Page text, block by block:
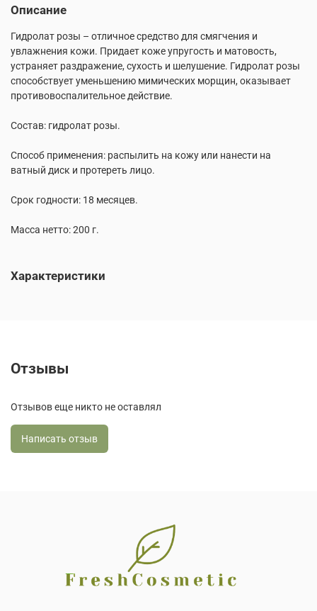
Описание
Гидролат розы – отличное средство для смягчения и
увлажнения кожи. Придает коже упругость и матовость,
устраняет раздражение, сухость и шелушение. Гидролат розы
способствует уменьшению мимических морщин, оказывает
противовоспалительное действие.
Состав: гидролат розы.
Способ применения: распылить на кожу или нанести на
ватный диск и протереть лицо.
Срок годности: 18 месяцев.
Масса нетто: 200 г.
Характеристики
Отзывы
Отзывов еще никто не оставлял
Написать отзыв